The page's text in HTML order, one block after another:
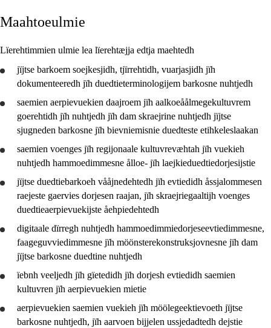
Jarngebiehkieh
Dåaresthfaageles teemah
Vihkeles tjiehpiesvoeth
Jåa3 ålloe- jïh laejkieduedtiefaage
Maahtoeulmie
Lïerehtimmien ulmie lea lïerehtæjja edtja maehtedh
jïjtse barkoem soejkesjidh, tjïrrehtidh, vuarjasjidh jïh
dokumenteeredh jïh duedtieterminologijem barkosne nuhtjedh
saemien aerpievuekien daajroem jïh aalkoeåålmegekultuvrem
goerehtidh jïh nuhtjedh jïh dam skraejrine nuhtjedh jïjtse
sjugneden barkosne jïh bievniemisnie duedteste etihkeleslaakan
saemien voenges jïh regijonaale kultuvrevæhtah jïh vuekieh
nuhtjedh hammoedimmesne ålloe- jïh laejkieduedtiedorjesijstie
jïjtse duedtiebarkoeh vååjnedehtedh jïh evtiedidh åssjalommesen
raejeste gaervies dorjesen raajan, jïh skraejriegaaltijh voenges
duedtieaerpievuekijste åehpiedehtedh
digitaale dïrregh nuhtjedh hammoedimmiedorjeseevtiedimmesne,
faageguvviedimmesne jïh möönsterekonstruksjovnesne jïh dam
jïjtse barkosne duedtine nuhtjedh
ïebnh veeljedh jïh gïetedidh jïh dorjesh evtiedidh saemien
kultuvren jïh aerpievuekien mietie
aerpievuekien saemien vuekieh jïh möölegeektievoeth jïjtse
barkosne nuhtjedh, jïh aarvoen bijjelen ussjedadtedh dejstie